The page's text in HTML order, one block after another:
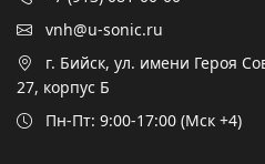
vnh@u-sonic.ru
г. Бийск, ул. имени Героя
27, корпус Б
Пн-Пт: 9:00-17:00 (Мск +4)